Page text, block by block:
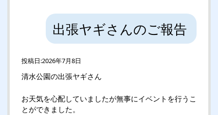
出張ヤギさんのご報告
投稿日:2026年7月8日
清水公園の出張ヤギさん
お天気を心配していましたが無事にイベントを行うこ
とができました。